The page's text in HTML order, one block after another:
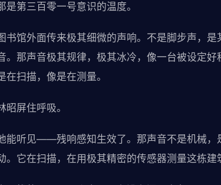
是第三百零一号意识的温度。
书馆外面传来极其细微的声响。不是脚步声，
。那声音极其规律，极其冰冷，像一台被设定
在扫描，像是在测量。
昭屏住呼吸。
能听见——残响感知生效了。那声音不是机械，
。它在扫描，在用极其精密的传感器测量这栋建